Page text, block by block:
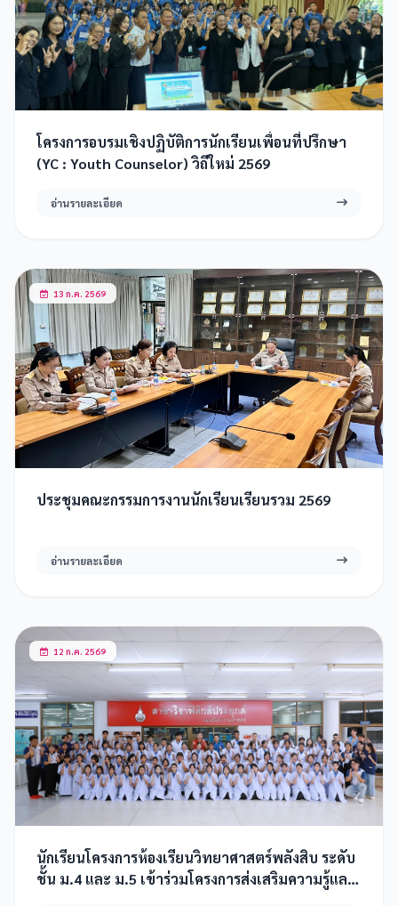
โครงการอบรมเชิงปฏิบัติการนักเรียนเพื่อนที่ปรึกษา
(YC : Youth Counselor) วิถีใหม่ 2569
อ่านรายละเอียด
13 ก.ค. 2569
ประชุมคณะกรรมการงานนักเรียนเรียนรวม 2569
อ่านรายละเอียด
12 ก.ค. 2569
นักเรียนโครงการห้องเรียนวิทยาศาสตร์พลังสิบ ระดับ
ชั้น ม.4 และ ม.5 เข้าร่วมโครงการส่งเสริมความรู้และ